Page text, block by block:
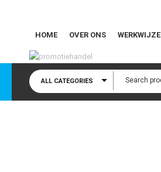
HOME OVER ONS WERKWIJZE
ALL CATEGORIES